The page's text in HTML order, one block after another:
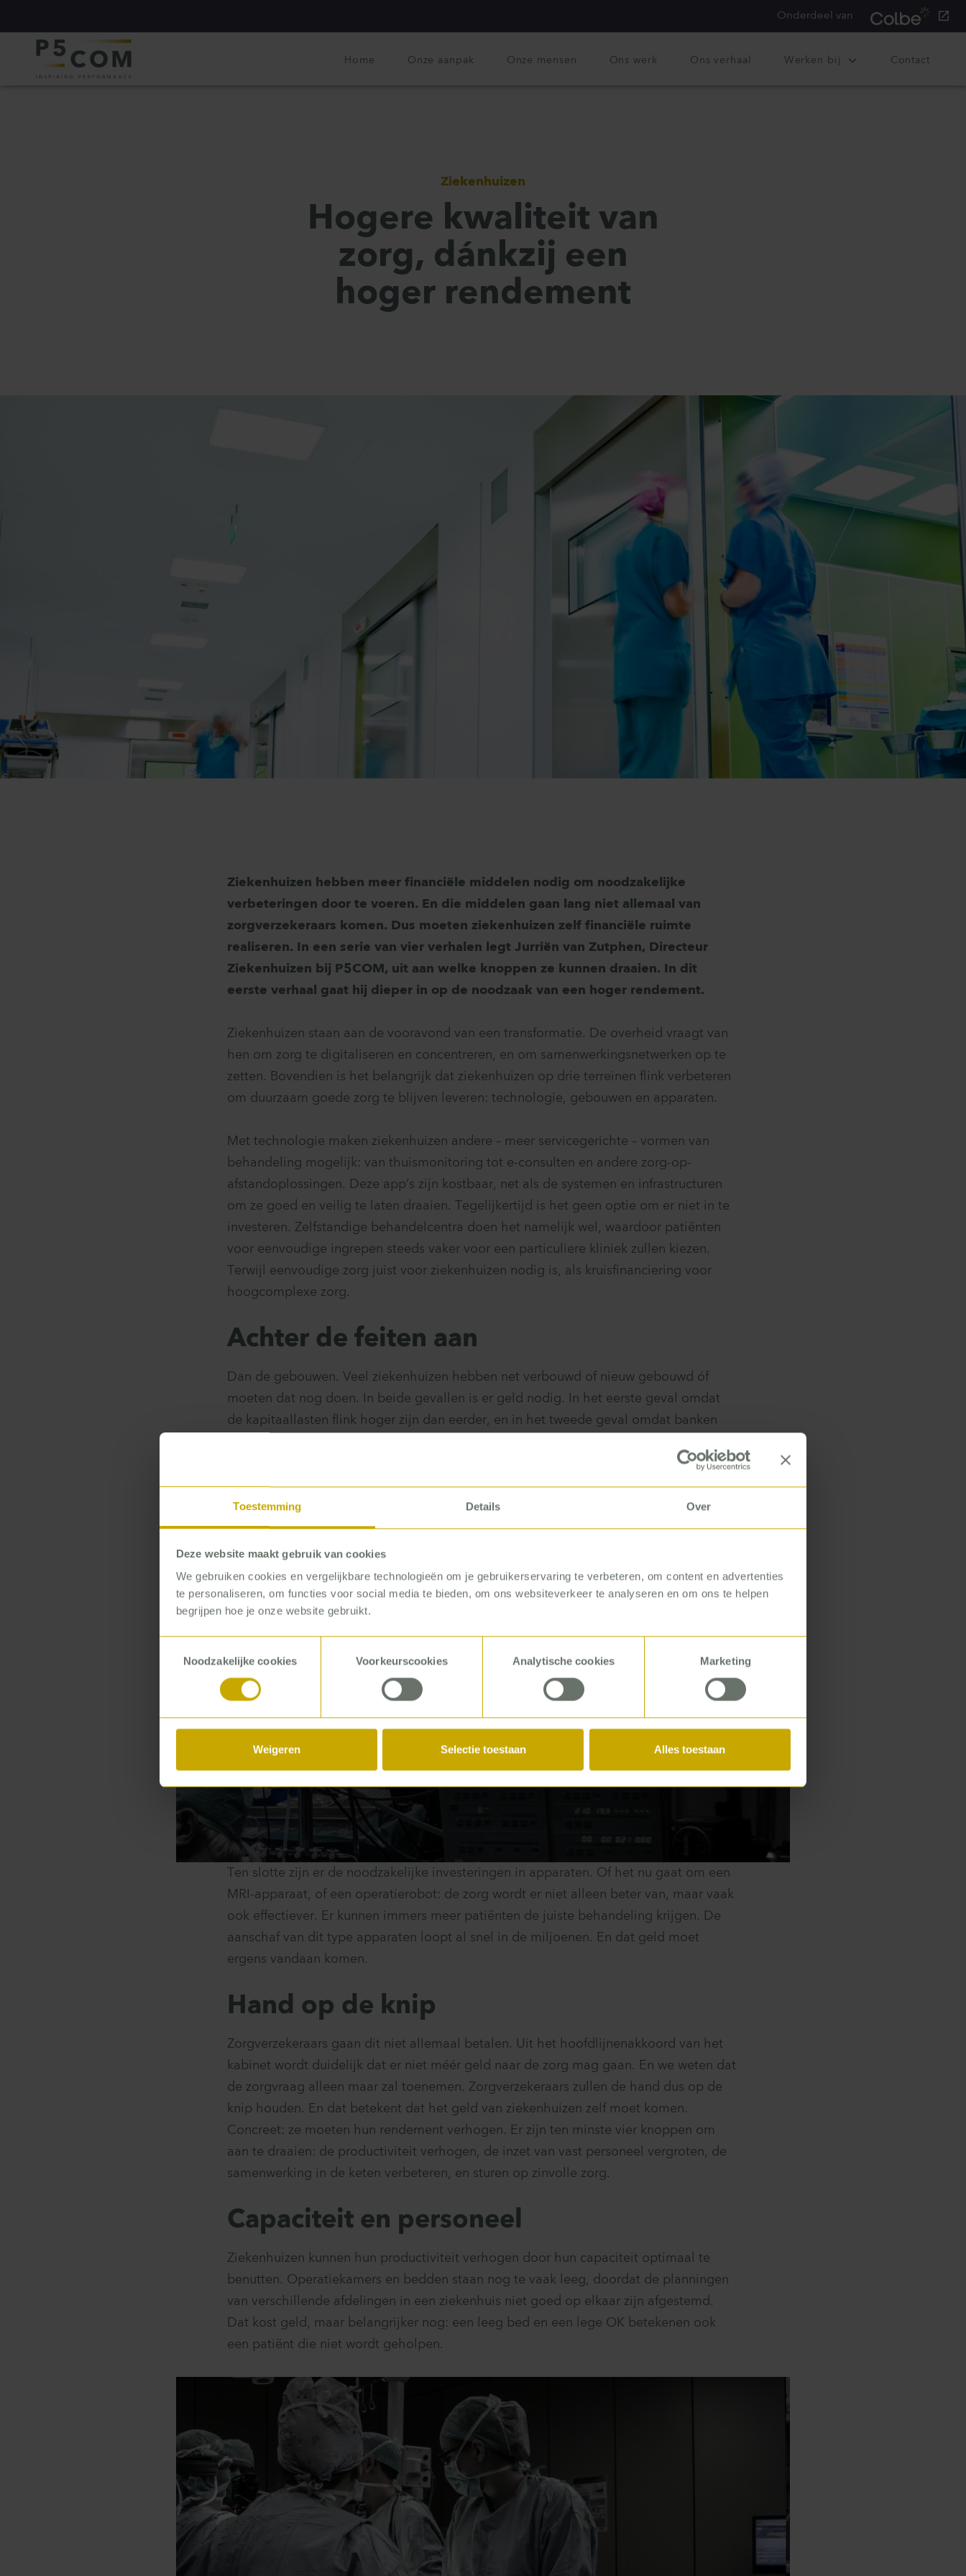
Toestemming Details Over
Deze website maakt gebruik van cookies
We gebruiken cookies en vergelijkbare technologieën om je gebruikerservaring te verbeteren, om content en advertenties
te personaliseren, om functies voor social media te bieden, om ons websiteverkeer te analyseren en om ons te helpen
begrijpen hoe je onze website gebruikt.
Noodzakelijke cookies
Voorkeurscookies Analytische cookies Marketing
Weigeren Selectie toestaan Alles toestaan
Onderdeel van
Home Onze aanpak Onze mensen Ons werk Ons verhaal Werken bij Contact
Ziekenhuizen
Hogere kwaliteit van
zorg, dánkzij een
hoger rendement
Ziekenhuizen hebben meer financiële middelen nodig om noodzakelijke
verbeteringen door te voeren. En die middelen gaan lang niet allemaal van
zorgverzekeraars komen. Dus moeten ziekenhuizen zelf financiële ruimte
realiseren. In een serie van vier verhalen legt Jurriën van Zutphen, Directeur
Ziekenhuizen bij P5COM, uit aan welke knoppen ze kunnen draaien. In dit
eerste verhaal gaat hij dieper in op de noodzaak van een hoger rendement.
Ziekenhuizen staan aan de vooravond van een transformatie. De overheid vraagt van
hen om zorg te digitaliseren en concentreren, en om samenwerkingsnetwerken op te
zetten. Bovendien is het belangrijk dat ziekenhuizen op drie terreinen flink verbeteren
om duurzaam goede zorg te blijven leveren: technologie, gebouwen en apparaten.
Met technologie maken ziekenhuizen andere – meer servicegerichte – vormen van
behandeling mogelijk: van thuismonitoring tot e-consulten en andere zorg-op-
afstandoplossingen. Deze app’s zijn kostbaar, net als de systemen en infrastructuren
om ze goed en veilig te laten draaien. Tegelijkertijd is het geen optie om er niet in te
investeren. Zelfstandige behandelcentra doen het namelijk wel, waardoor patiënten
voor eenvoudige ingrepen steeds vaker voor een particuliere kliniek zullen kiezen.
Terwijl eenvoudige zorg juist voor ziekenhuizen nodig is, als kruisfinanciering voor
hoogcomplexe zorg.
Achter de feiten aan
Dan de gebouwen. Veel ziekenhuizen hebben net verbouwd of nieuw gebouwd óf
moeten dat nog doen. In beide gevallen is er geld nodig. In het eerste geval omdat
de kapitaallasten flink hoger zijn dan eerder, en in het tweede geval omdat banken
kerngezond is. En ook hier geldt: niets doen, kan niet. Ziekenhuizen die hun zorg
blijven bieden in verouderde niet-duurzame gebouwen, lopen achter de feiten aan.
Ten slotte zijn er de noodzakelijke investeringen in apparaten. Of het nu gaat om een
MRI-apparaat, of een operatierobot: de zorg wordt er niet alleen beter van, maar vaak
ook effectiever. Er kunnen immers meer patiënten de juiste behandeling krijgen. De
aanschaf van dit type apparaten loopt al snel in de miljoenen. En dat geld moet
ergens vandaan komen.
Hand op de knip
Zorgverzekeraars gaan dit niet allemaal betalen. Uit het hoofdlijnenakkoord van het
kabinet wordt duidelijk dat er niet méér geld naar de zorg mag gaan. En we weten dat
de zorgvraag alleen maar zal toenemen. Zorgverzekeraars zullen de hand dus op de
knip houden. En dat betekent dat het geld van ziekenhuizen zelf moet komen.
Concreet: ze moeten hun rendement verhogen. Er zijn ten minste vier knoppen om
aan te draaien: de productiviteit verhogen, de inzet van vast personeel vergroten, de
samenwerking in de keten verbeteren, en sturen op zinvolle zorg.
Capaciteit en personeel
Ziekenhuizen kunnen hun productiviteit verhogen door hun capaciteit optimaal te
benutten. Operatiekamers en bedden staan nog te vaak leeg, doordat de planningen
van verschillende afdelingen in een ziekenhuis niet goed op elkaar zijn afgestemd.
Dat kost geld, maar belangrijker nog: een leeg bed en een lege OK betekenen ook
een patiënt die niet wordt geholpen.